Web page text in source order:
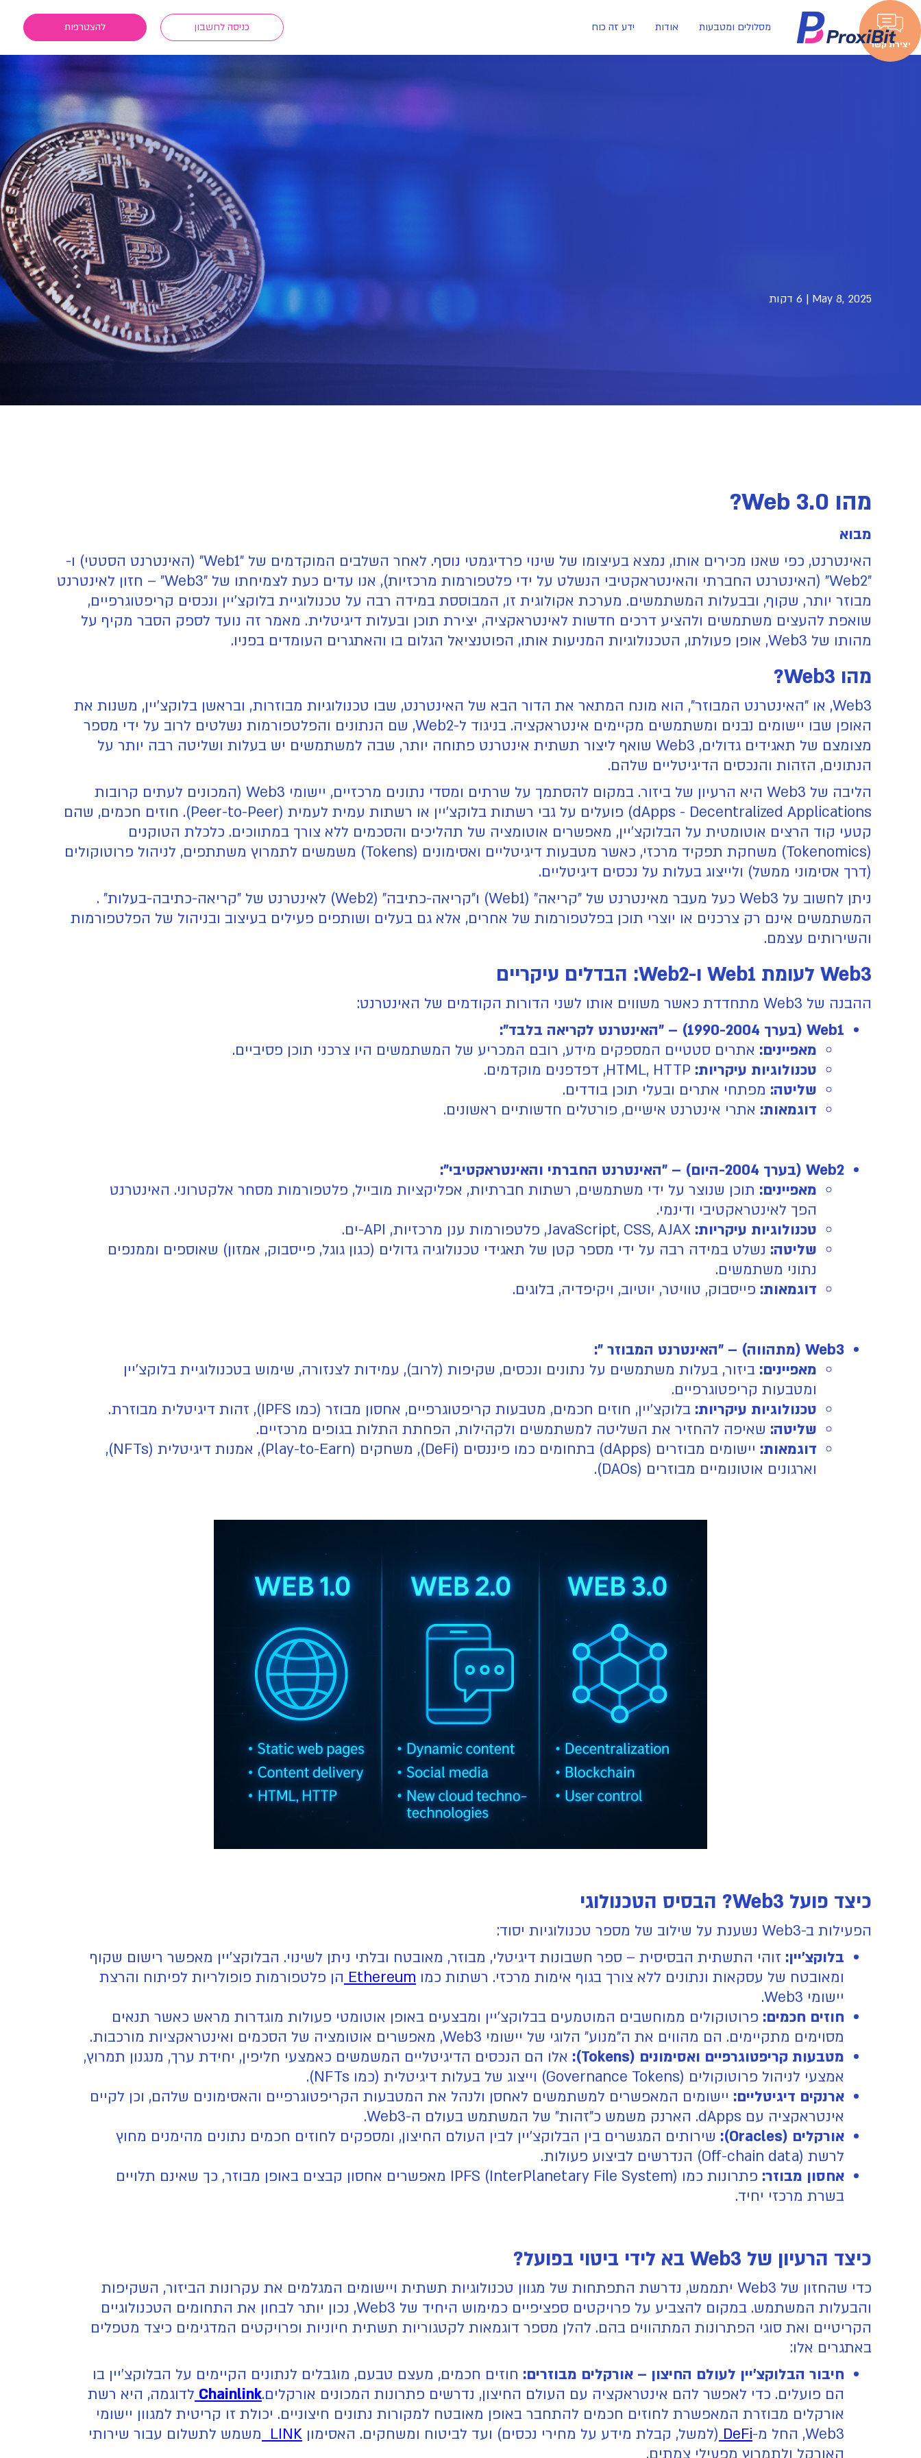
יצירת קשר
מסלולים ומטבעות אודות ידע זה כוח כניסה לחשבון להצטרפות
May 8, 2025
| 6 דקות
מהו Web 3.0?
מבוא
האינטרנט, כפי שאנו מכירים אותו, נמצא בעיצומו של שינוי פרדיגמטי נוסף. לאחר השלבים המוקדמים של "Web1" (האינטרנט הסטטי) ו-
"Web2" (האינטרנט החברתי והאינטראקטיבי הנשלט על ידי פלטפורמות מרכזיות), אנו עדים כעת לצמיחתו של "Web3" – חזון לאינטרנט
מבוזר יותר, שקוף, ובבעלות המשתמשים. מערכת אקולוגית זו, המבוססת במידה רבה על טכנולוגיית בלוקצ'יין ונכסים קריפטוגרפיים,
שואפת להעצים משתמשים ולהציע דרכים חדשות לאינטראקציה, יצירת תוכן ובעלות דיגיטלית. מאמר זה נועד לספק הסבר מקיף על
מהותו של Web3, אופן פעולתו, הטכנולוגיות המניעות אותו, הפוטנציאל הגלום בו והאתגרים העומדים בפניו.
מהו Web3?
Web3, או "האינטרנט המבוזר", הוא מונח המתאר את הדור הבא של האינטרנט, שבו טכנולוגיות מבוזרות, ובראשן בלוקצ'יין, משנות את
האופן שבו יישומים נבנים ומשתמשים מקיימים אינטראקציה. בניגוד ל-Web2, שם הנתונים והפלטפורמות נשלטים לרוב על ידי מספר
מצומצם של תאגידים גדולים, Web3 שואף ליצור תשתית אינטרנט פתוחה יותר, שבה למשתמשים יש בעלות ושליטה רבה יותר על
הנתונים, הזהות והנכסים הדיגיטליים שלהם.
הליבה של Web3 היא הרעיון של ביזור. במקום להסתמך על שרתים ומסדי נתונים מרכזיים, יישומי Web3 (המכונים לעתים קרובות
dApps - Decentralized Applications) פועלים על גבי רשתות בלוקצ'יין או רשתות עמית לעמית (Peer-to-Peer). חוזים חכמים, שהם
קטעי קוד הרצים אוטומטית על הבלוקצ'יין, מאפשרים אוטומציה של תהליכים והסכמים ללא צורך במתווכים. כלכלת הטוקנים
(Tokenomics) משחקת תפקיד מרכזי, כאשר מטבעות דיגיטליים ואסימונים (Tokens) משמשים לתמרוץ משתתפים, לניהול פרוטוקולים
(דרך אסימוני ממשל) ולייצוג בעלות על נכסים דיגיטליים.
ניתן לחשוב על Web3 כעל מעבר מאינטרנט של "קריאה" (Web1) ו"קריאה-כתיבה" (Web2) לאינטרנט של "קריאה-כתיבה-בעלות" .
המשתמשים אינם רק צרכנים או יוצרי תוכן בפלטפורמות של אחרים, אלא גם בעלים ושותפים פעילים בעיצוב ובניהול של הפלטפורמות
והשירותים עצמם.
Web3 לעומת Web1 ו-Web2: הבדלים עיקריים
ההבנה של Web3 מתחדדת כאשר משווים אותו לשני הדורות הקודמים של האינטרנט:
Web1 (בערך 1990-2004) – "האינטרנט לקריאה בלבד":
מאפיינים: אתרים סטטיים המספקים מידע, רובם המכריע של המשתמשים היו צרכני תוכן פסיביים.
טכנולוגיות עיקריות:
שליטה: מפתחי אתרים ובעלי תוכן בודדים.
דוגמאות: אתרי אינטרנט אישיים, פורטלים חדשותיים ראשונים.
Web2 (בערך 2004-היום) – "האינטרנט החברתי והאינטראקטיבי":
מאפיינים: תוכן שנוצר על ידי משתמשים, רשתות חברתיות, אפליקציות מובייל, פלטפורמות מסחר אלקטרוני. האינטרנט
הפך לאינטראקטיבי ודינמי.
טכנולוגיות עיקריות:
שליטה: נשלט במידה רבה על ידי מספר קטן של תאגידי טכנולוגיה גדולים (כגון גוגל, פייסבוק, אמזון) שאוספים וממנפים
נתוני משתמשים.
דוגמאות: פייסבוק, טוויטר, יוטיוב, ויקיפדיה, בלוגים.
Web3 (מתהווה) – "האינטרנט המבוזר ":
מאפיינים: ביזור, בעלות משתמשים על נתונים ונכסים, שקיפות (לרוב), עמידות לצנזורה, שימוש בטכנולוגיית בלוקצ'יין
ומטבעות קריפטוגרפיים.
טכנולוגיות עיקריות: בלוקצ'יין, חוזים חכמים, מטבעות קריפטוגרפיים, אחסון מבוזר (כמו IPFS), זהות דיגיטלית מבוזרת.
שליטה: שאיפה להחזיר את השליטה למשתמשים ולקהילות, הפחתת התלות בגופים מרכזיים.
דוגמאות:
יישומים מבוזרים (dApps) בתחומים כמו פיננסים (DeFi), משחקים (Play-to-Earn), אמנות דיגיטלית (NFTs),
וארגונים אוטונומיים מבוזרים (DAOs).
כיצד פועל Web3? הבסיס הטכנולוגי
הפעילות ב-Web3 נשענת על שילוב של מספר טכנולוגיות יסוד:
בלוקצ'יין: זוהי התשתית הבסיסית – ספר חשבונות דיגיטלי, מבוזר, מאובטח ובלתי ניתן לשינוי. הבלוקצ'יין מאפשר רישום שקוף
ומאובטח של עסקאות ונתונים ללא צורך בגוף אימות מרכזי. רשתות כמו Ethereum הן פלטפורמות פופולריות לפיתוח והרצת
יישומי Web3.
חוזים חכמים: פרוטוקולים ממוחשבים המוטמעים בבלוקצ'יין ומבצעים באופן אוטומטי פעולות מוגדרות מראש כאשר תנאים
מסוימים מתקיימים. הם מהווים את ה"מנוע" הלוגי של יישומי Web3, מאפשרים אוטומציה של הסכמים ואינטראקציות מורכבות.
מטבעות קריפטוגרפיים ואסימונים (Tokens):
אלו הם הנכסים הדיגיטליים המשמשים כאמצעי חליפין, יחידת ערך, מנגנון תמרוץ,
אמצעי לניהול פרוטוקולים (Governance Tokens) וייצוג של בעלות דיגיטלית (כמו NFTs).
ארנקים דיגיטליים: יישומים המאפשרים למשתמשים לאחסן ולנהל את המטבעות הקריפטוגרפיים והאסימונים שלהם, וכן לקיים
אינטראקציה עם dApps. הארנק משמש כ"זהות" של המשתמש בעולם ה-Web3.
אורקלים (Oracles):
שירותים המגשרים בין הבלוקצ'יין לבין העולם החיצון, ומספקים לחוזים חכמים נתונים מהימנים מחוץ
לרשת (Off-chain data) הנדרשים לביצוע פעולות.
אחסון מבוזר:
פתרונות כמו IPFS (InterPlanetary File System) מאפשרים אחסון קבצים באופן מבוזר, כך שאינם תלויים
בשרת מרכזי יחיד.
כיצד הרעיון של Web3 בא לידי ביטוי בפועל?
כדי שהחזון של Web3 יתממש, נדרשת התפתחות של מגוון טכנולוגיות תשתית ויישומים המגלמים את עקרונות הביזור, השקיפות
והבעלות המשתמש. במקום להצביע על פרויקטים ספציפיים כמימוש היחיד של Web3, נכון יותר לבחון את התחומים הטכנולוגיים
הקריטיים ואת סוגי הפתרונות המתהווים בהם. להלן מספר דוגמאות לקטגוריות תשתית חיוניות ופרויקטים המדגימים כיצד מטפלים
באתגרים אלו:
חיבור הבלוקצ'יין לעולם החיצון – אורקלים מבוזרים: חוזים חכמים, מעצם טבעם, מוגבלים לנתונים הקיימים על הבלוקצ'יין בו
הם פועלים. כדי לאפשר להם אינטראקציה עם העולם החיצון, נדרשים פתרונות המכונים אורקלים.Chainlink לדוגמה, היא רשת
אורקלים מבוזרת המאפשרת לחוזים חכמים להתחבר באופן מאובטח למקורות נתונים חיצוניים. יכולת זו קריטית למגוון יישומי
Web3, החל מ-
DeFi (למשל, קבלת מידע על מחירי נכסים) ועד לביטוח ומשחקים. האסימון LINK משמש לתשלום עבור שירותי